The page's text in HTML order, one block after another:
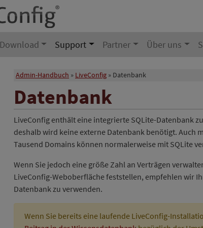
Download Support Partner Über uns
Admin-Handbuch LiveConfig Datenbank
Datenbank
LiveConfig enthält eine integrierte SQLite-Datenbank
deshalb wird keine externe Datenbank benötigt. Auch
Tausend Domains können normalerweise mit SQLite
Wenn Sie jedoch eine größe Zahl an Verträgen
LiveConfig-Weboberfläche feststellen, empfehlen wir
Datenbank zu verwenden.
Wenn Sie bereits eine laufende LiveConfig-